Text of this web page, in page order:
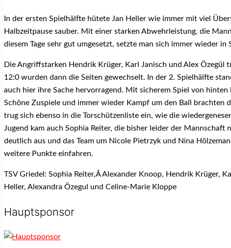
In der ersten Spielhälfte hütete Jan Heller wie immer mit viel
Halbzeitpause sauber. Mit einer starken Abwehrleistung, die
diesem Tage sehr gut umgesetzt, setzte man sich immer wieder in
Die Angriffstarken Hendrik Krüger, Karl Janisch und Alex
12:0 wurden dann die Seiten gewechselt. In der 2. Spielhälfte
auch hier ihre Sache hervorragend. Mit sicherem Spiel von
Schöne Zuspiele und immer wieder Kampf um den Ball brachten
trug sich ebenso in die Torschützenliste ein, wie die
Jugend kam auch Sophia Reiter, die bisher leider der
deutlich aus und das Team um Nicole Pietrzyk und Nina
weitere Punkte einfahren.
TSV Griedel: Sophia Reiter,Â Alexander Knoop, Hendrik Krüger,
Heller, Alexandra Özegul und Celine-Marie Kloppe
Hauptsponsor